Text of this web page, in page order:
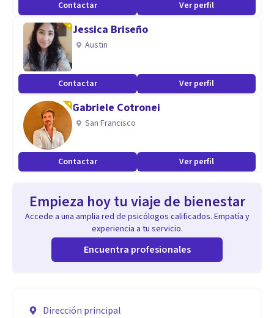
Contactar Ver perfil
Jessica Briseño
Austin
Contactar Ver perfil
Gabriele Cotronei
San Francisco
Contactar Ver perfil
Empieza hoy tu viaje de bienestar
Accede a una amplia red de psicólogos calificados. Empatía y
experiencia a tu servicio.
Encuentra profesionales
Dirección principal